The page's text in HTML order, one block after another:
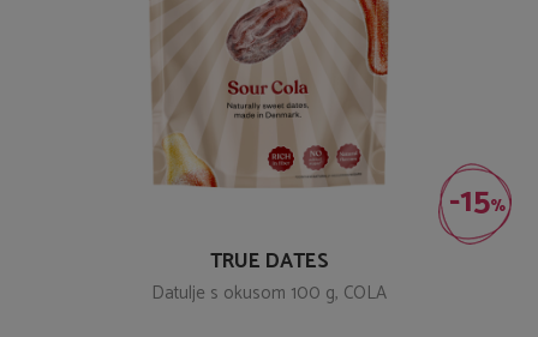
-15%
TRUE DATES
Datulje s okusom 100 g, COLA